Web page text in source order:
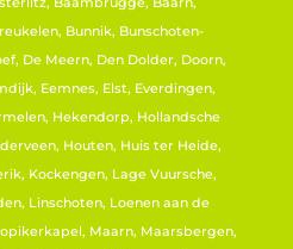
Bunnik, Bunschoten-
De Meern, Den Dolder, Doorn,
Eemnes, Elst, Everdingen,
Hekendorp, Hollandsche
Houten, Huis ter Heide,
Kockengen, Lage Vuursche,
Linschoten, Loenen aan de
Maarn, Maarsbergen,